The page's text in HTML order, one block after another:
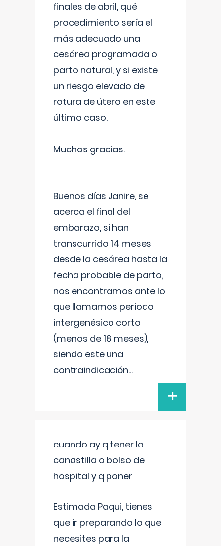
finales de abril, qué
procedimiento sería el
más adecuado una
cesárea programada o
parto natural, y si existe
un riesgo elevado de
rotura de útero en este
último caso.
Muchas gracias.
Buenos días Janire, se
acerca el final del
embarazo, si han
transcurrido 14 meses
desde la cesárea hasta la
fecha probable de parto,
nos encontramos ante lo
que llamamos periodo
intergenésico corto
(menos de 18 meses),
siendo este una
contraindicación...
+
cuando ay q tener la
canastilla o bolso de
hospital y q poner
Estimada Paqui, tienes
que ir preparando lo que
necesites para la